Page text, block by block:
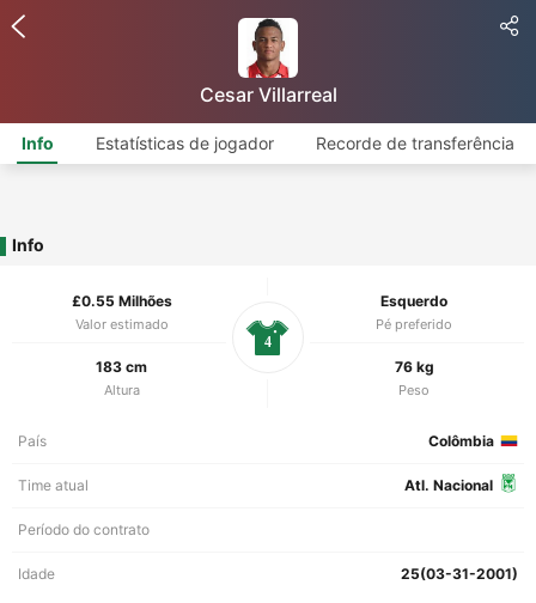
Cesar Villarreal
Info Estatísticas de jogador Recorde de transferência
Info
£0.55 Milhões
Valor estimado
Esquerdo
Pé preferido
183 cm
Altura
76 kg
Peso
4
País Colômbia
Time atual Atl. Nacional
Período do contrato
Idade 25(03-31-2001)